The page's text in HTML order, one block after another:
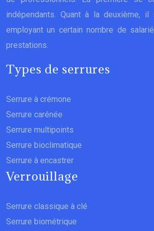
indépendants. Quant à la deuxième, il
employant un certain nombre de
prestations.
Types de serrures
Serrure à crémone
Serrure carénée
Serrure multipoints
Serrure bioclimatique
Serrure à encastrer
Verrouillage
Serrure classique à clé
Serrure biométrique